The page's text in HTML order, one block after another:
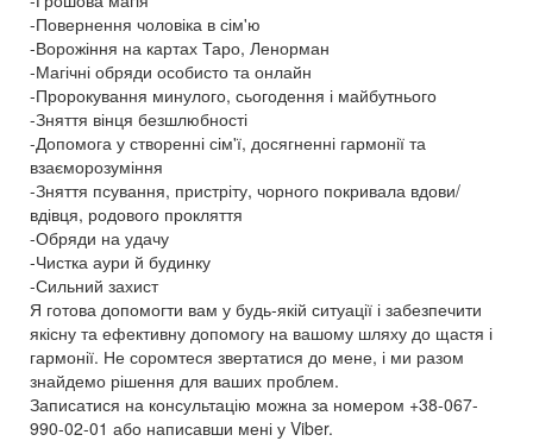
-Повернення чоловіка в сім'ю
-Ворожіння на картах Таро, Ленорман
-Магічні обряди особисто та онлайн
-Пророкування минулого, сьогодення і майбутнього
-Зняття вінця безшлюбності
-Допомога у створенні сім'ї, досягненні гармонії та
взаєморозуміння
-Зняття псування, пристріту, чорного покривала вдови/
вдівця, родового прокляття
-Обряди на удачу
-Чистка аури й будинку
-Сильний захист
Я готова допомогти вам у будь-якій ситуації і забезпечити
якісну та ефективну допомогу на вашому шляху до щастя і
гармонії. Не соромтеся звертатися до мене, і ми разом
знайдемо рішення для ваших проблем.
Записатися на консультацію можна за номером +38-067-
990-02-01 або написавши мені у Viber.